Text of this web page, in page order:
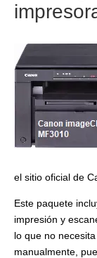
el sitio oficial de
Este paquete
impresión y
lo que no
manualmente,